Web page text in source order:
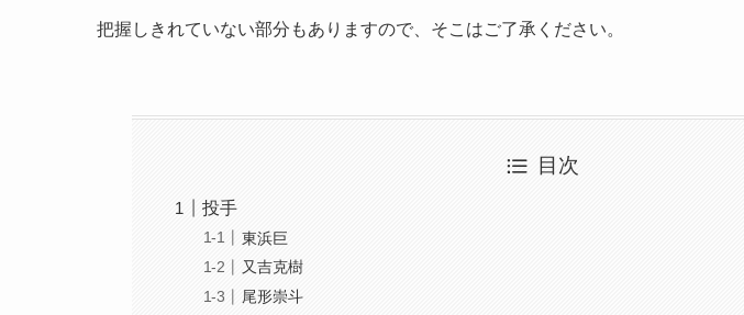
把握しきれていない部分もありますので、そこはご了承ください。
目次
投手
東浜巨
又吉克樹
尾形崇斗